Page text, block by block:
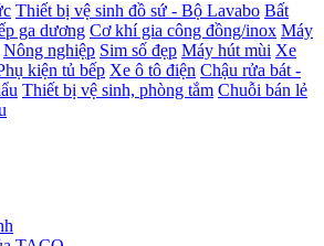
Thiết bị vệ sinh đồ sứ - Bộ Lavabo Bất
ga dương Cơ khí gia công đồng/inox Máy
Nông nghiệp Sim số đẹp Máy hút mùi Xe
kiện tủ bếp Xe ô tô điện Chậu rửa bát -
Thiết bị vệ sinh, phòng tắm Chuỗi bán lẻ